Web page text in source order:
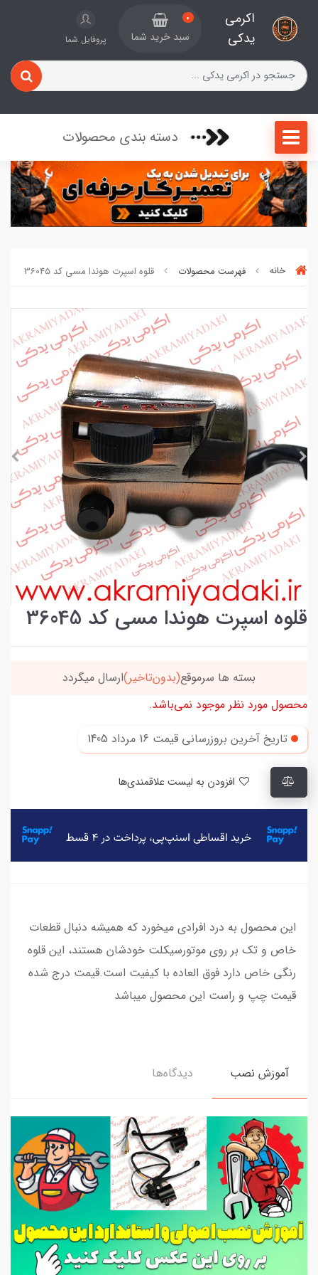
اکرمی
یدکی
0
سبد خرید شما پروفایل شما
دسته بندی محصولات
خانه فهرست محصولات قلوه اسپرت هوندا مسی کد 36045
قلوه اسپرت هوندا مسی کد 36045
بسته ها سرموقع(بدون‌تاخیر)ارسال میگردد
محصول مورد نظر موجود نمی‌باشد.
تاریخ آخرین بروزرسانی قیمت 16 مرداد 1405
این محصول به درد افرادی میخورد که همیشه دنبال قطعات
خاص و تک بر روی موتورسیکلت خودشان هستند، این قلوه
رنگی خاص دارد فوق العاده با کیفیت است.قیمت درج شده
قیمت چپ و راست این محصول میباشد
آموزش نصب دیدگاه‌ها